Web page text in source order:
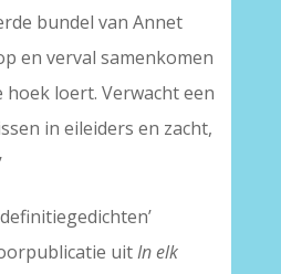
bundel van Annet
en verval samenkomen
hoek loert. Verwacht een
in eileiders en zacht,
uitIn elk